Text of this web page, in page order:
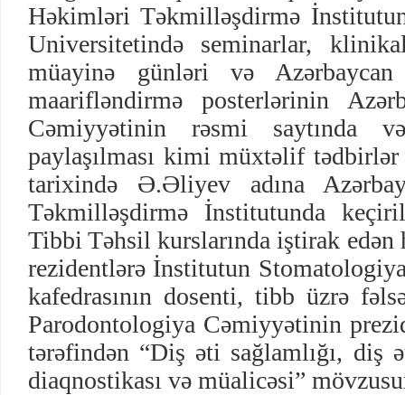
Həkimləri Təkmilləşdirmə
Universitetində seminarlar,
müayinə günləri və
maarifləndirmə posterlərinin
Cəmiyyətinin rəsmi saytında
paylaşılması kimi müxtəlif
tarixində Ə.Əliyev adına
Təkmilləşdirmə İnstitutunda
Tibbi Təhsil kurslarında iştirak
rezidentlərə İnstitutun
kafedrasının dosenti, tibb üzrə
Parodontologiya Cəmiyyətinin
tərəfindən “Diş əti sağlamlığı, diş
diaqnostikası və müalicəsi”